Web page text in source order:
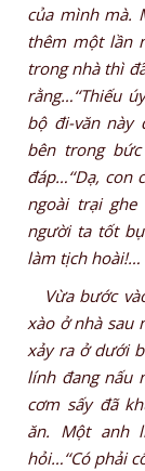
của mình mà.
thêm một lần
trong nhà thì
rằng…‘‘Thiếu
bộ đi-văn này
bên trong
đáp…‘‘Dạ,
ngoài trại ghe
người ta tốt
làm tịch hoài!…
Vừa bước
xào ở nhà sau
xảy ra ở dưới
lính đang nấu
cơm sấy đã
ăn. Một anh
hỏi…‘‘Có phải